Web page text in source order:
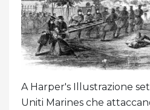
A Harper's Illustrazione
Uniti Marines che